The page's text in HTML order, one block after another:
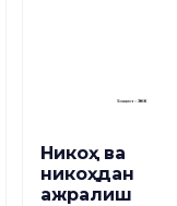
Никоҳ ва
никоҳдан
ажралиш